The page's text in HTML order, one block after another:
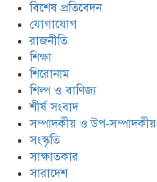
বিশেষ প্রতিবেদন
যোগাযোগ
রাজনীতি
শিক্ষা
শিরোনাম
শিল্প ও বাণিজ্য
শীর্ষ সংবাদ
সম্পাদকীয় ও উপ-সম্পাদকীয়
সংস্কৃতি
সাক্ষাতকার
সারাদেশ